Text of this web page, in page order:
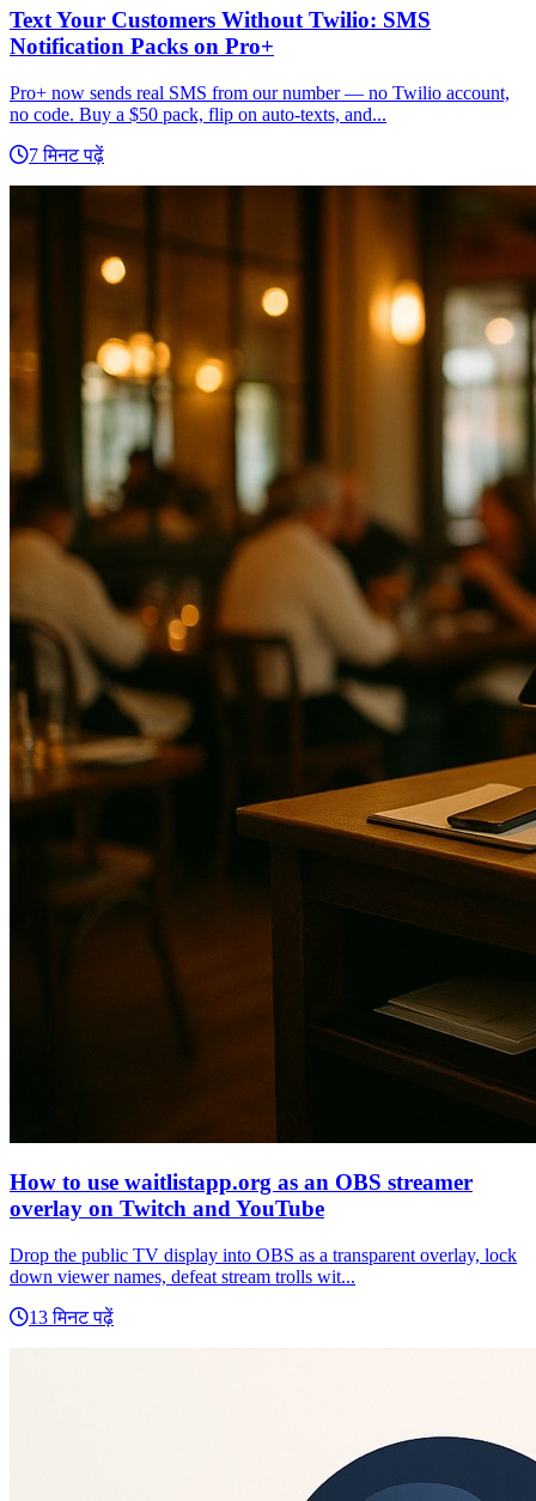
Text Your Customers Without Twilio: SMS
Notification Packs on Pro+
Pro+ now sends real SMS from our number — no Twilio account,
no code. Buy a $50 pack, flip on auto-texts, and...
7 मिनट पढ़ें
How to use waitlistapp.org as an OBS streamer
overlay on Twitch and YouTube
Drop the public TV display into OBS as a transparent overlay, lock
down viewer names, defeat stream trolls wit...
13 मिनट पढ़ें